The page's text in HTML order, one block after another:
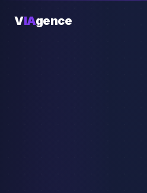
VIAgence